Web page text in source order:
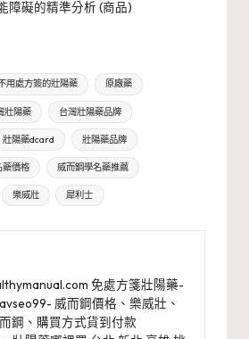
障礙的精準分析 (商品)
用處方簽的壯陽藥 原廠藥
壯陽藥 台灣壯陽藥品牌
壯陽藥dcard 壯陽藥品牌
藥價格 威而鋼學名藥推薦
樂威壯 犀利士
免處方箋壯陽藥-
威而鋼價格、樂威壯、
鋼、購買方式貨到付款